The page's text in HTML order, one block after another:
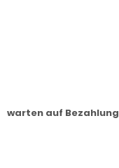
warten auf Bezahlung